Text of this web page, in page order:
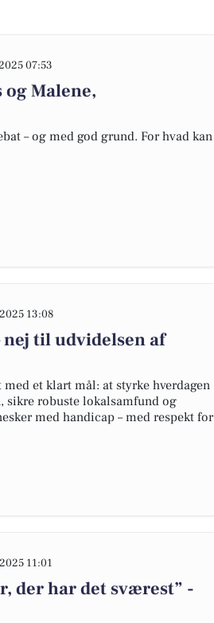
07:53
Malene,
– og med god grund. For hvad kan
13:08
nej til udvidelsen af
et klart mål: at styrke hverdagen
sikre robuste lokalsamfund og
med handicap – med respekt for
11:01
der har det sværest” -